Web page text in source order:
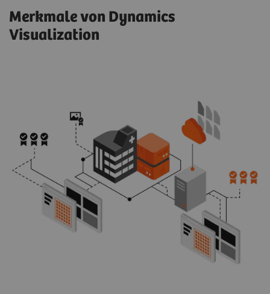
Merkmale von Dynamics
Visualization